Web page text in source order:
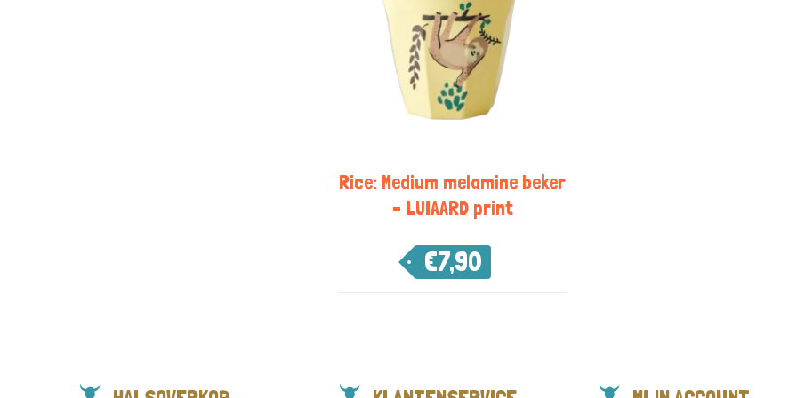
Rice: Medium melamine beker
– LUIAARD print
€7,90